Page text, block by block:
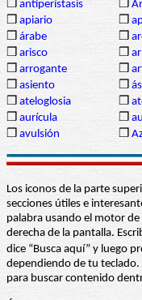
❒ antiperístasis ❒
❒ apiario ❒
❒ árabe ❒
❒ arisco ❒
❒ arrogante ❒
❒ asiento ❒
❒ ateloglosia ❒
❒ aurícula ❒
❒ avulsión ❒
Los iconos de la parte
secciones útiles e
palabra usando el motor
derecha de la pantalla.
dice “Busca aquí” y luego
dependiendo de tu teclado.
para buscar contenido